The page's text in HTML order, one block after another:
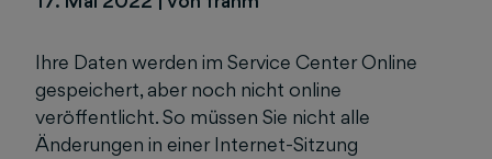
Ihre Daten werden im Service Center Online
gespeichert, aber noch nicht online
veröffentlicht. So müssen Sie nicht alle
Änderungen in einer Internet-Sitzung